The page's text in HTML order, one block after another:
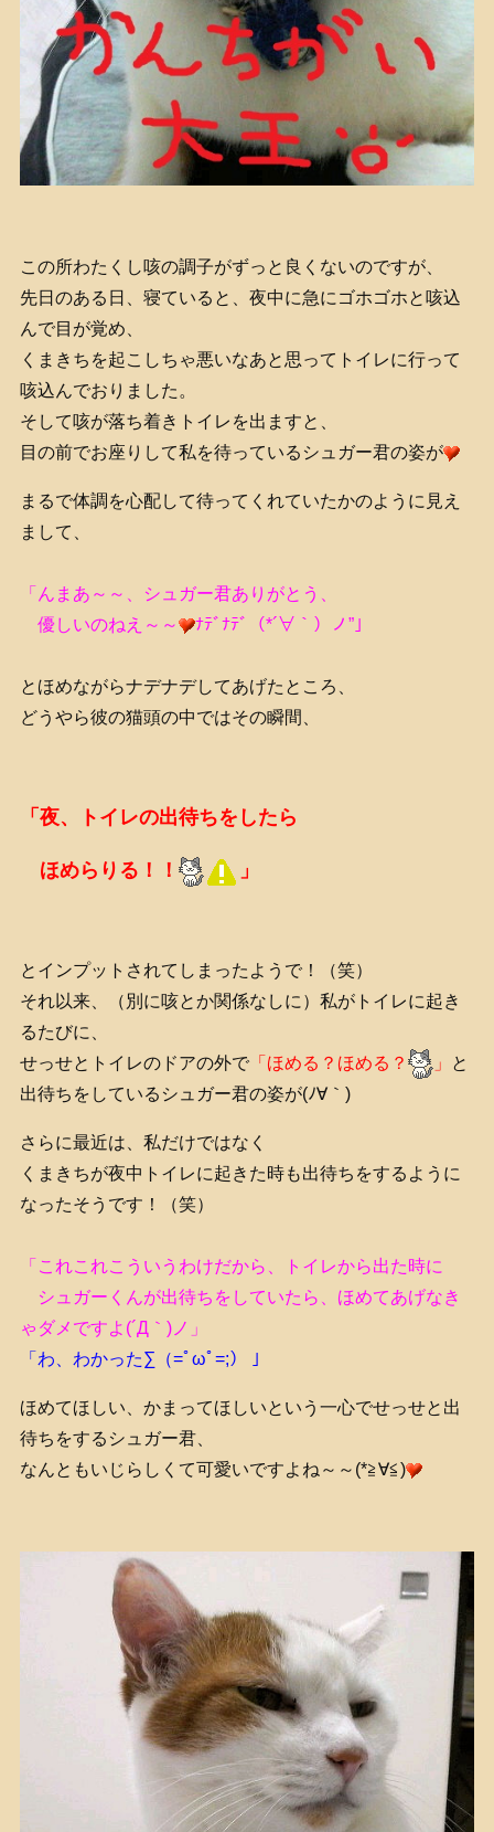
この所わたくし咳の調子がずっと良くないのですが、
先日のある日、寝ていると、夜中に急にゴホゴホと咳込
んで目が覚め、
くまきちを起こしちゃ悪いなあと思ってトイレに行って
咳込んでおりました。
そして咳が落ち着きトイレを出ますと、
目の前でお座りして私を待っているシュガー君の姿が
まるで体調を心配して待ってくれていたかのように見え
まして、
「んまあ～～、シュガー君ありがとう、
優しいのねえ～～
ﾅﾃﾞﾅﾃﾞ（*´∀｀）ノ”」
とほめながらナデナデしてあげたところ、
どうやら彼の猫頭の中ではその瞬間、
「夜、トイレの出待ちをしたら
ほめらりる！！ 」
とインプットされてしまったようで！（笑）
それ以来、（別に咳とか関係なしに）私がトイレに起き
るたびに、
せっせとトイレのドアの外で「ほめる？ほめる？ 」
と
出待ちをしているシュガー君の姿が(ﾉ∀｀)
さらに最近は、私だけではなく
くまきちが夜中トイレに起きた時も出待ちをするように
なったそうです！（笑）
「これこれこういうわけだから、トイレから出た時に
シュガーくんが出待ちをしていたら、ほめてあげなき
ゃダメですよ(´Д｀)ノ」
「わ、わかった∑（=ﾟωﾟ=;） 」
ほめてほしい、かまってほしいという一心でせっせと出
待ちをするシュガー君、
なんともいじらしくて可愛いですよね～～(*≧∀≦)